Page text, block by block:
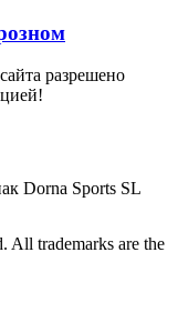
разрешено
Dorna Sports SL
All trademarks are the